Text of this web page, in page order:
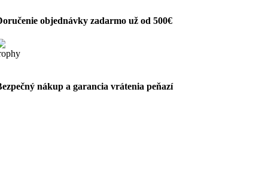
objednávky zadarmo už od 500€
nákup a garancia vrátenia peňazí